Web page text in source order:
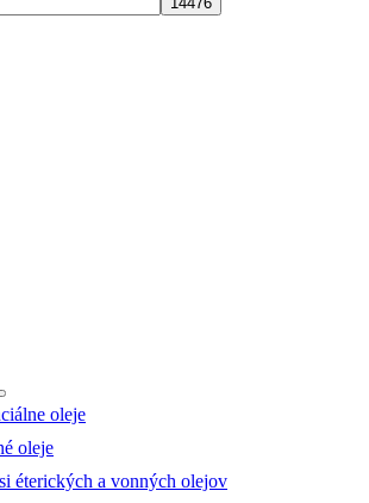
oleje
oleje
éterických a vonných olejov